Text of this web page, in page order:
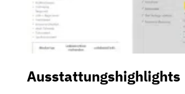
Ausstattungshighlights